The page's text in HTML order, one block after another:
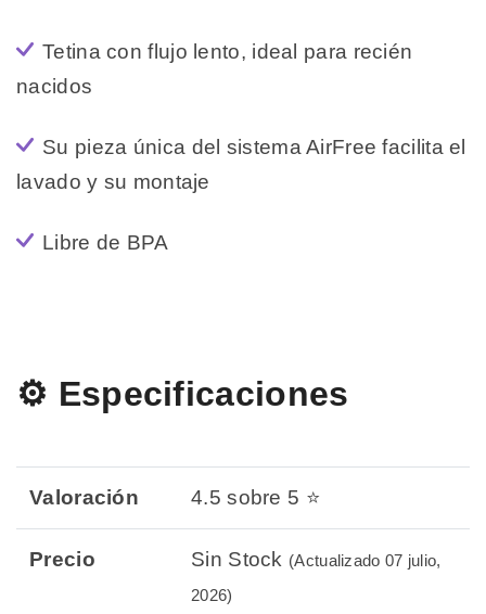
Tetina con flujo lento, ideal para recién
nacidos
Su pieza única del sistema AirFree facilita el
lavado y su montaje
Libre de BPA
⚙️ Especificaciones
Valoración 4.5 sobre 5 ⭐
Precio Sin Stock (Actualizado 07 julio,
2026)